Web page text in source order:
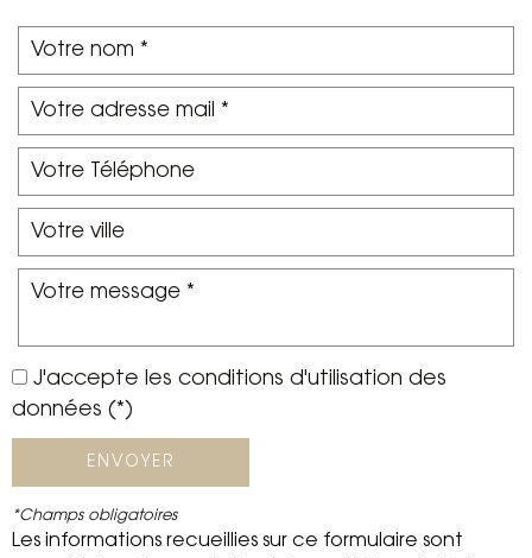
J'accepte les conditions d'utilisation des
données (*)
ENVOYER
*Champs obligatoires
Les informations recueillies sur ce formulaire sont